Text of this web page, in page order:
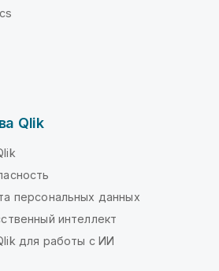
Qlik
персональных данных
интеллект
для работы с ИИ